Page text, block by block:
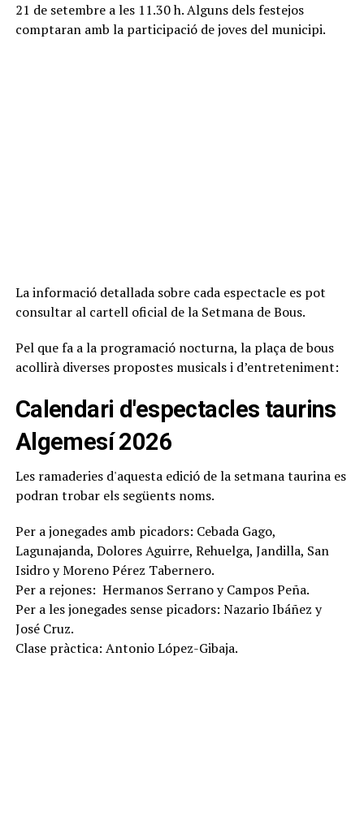
21 de setembre a les 11.30 h. Alguns dels festejos
comptaran amb la participació de joves del municipi.
La informació detallada sobre cada espectacle es pot
consultar al cartell oficial de la Setmana de Bous.
Pel que fa a la programació nocturna, la plaça de bous
acollirà diverses propostes musicals i d’entreteniment:
Calendari d'espectacles taurins
Algemesí 2026
Les ramaderies d'aquesta edició de la setmana taurina es
podran trobar els següents noms.
Per a jonegades amb picadors: Cebada Gago,
Lagunajanda, Dolores Aguirre, Rehuelga, Jandilla, San
Isidro y Moreno Pérez Tabernero.
Per a rejones: Hermanos Serrano y Campos Peña.
Per a les jonegades sense picadors: Nazario Ibáñez y
José Cruz.
Clase pràctica: Antonio López-Gibaja.